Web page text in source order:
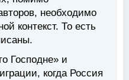
необходимо
контекст. То есть
Господне» и
когда Россия